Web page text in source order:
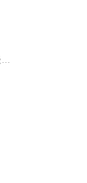
我本人从事过近20年的外贸工作，工作中的每一个流程都亲自经历，通过对多年工作的专研和总结，编辑出这套超级实用专业的商务英语口语教程，涵盖外贸全部流程。这个课程对外贸工作者有非常大的参考价值，文字课件如果需要可以留言给我。祝大家学习进步，生意兴隆。也希望大家多提宝贵意见。